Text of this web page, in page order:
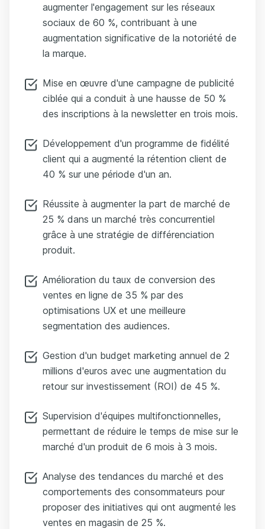
augmenter l'engagement sur les réseaux
sociaux de 60 %, contribuant à une
augmentation significative de la notoriété de
la marque.
Mise en œuvre d'une campagne de publicité
ciblée qui a conduit à une hausse de 50 %
des inscriptions à la newsletter en trois mois.
Développement d'un programme de fidélité
client qui a augmenté la rétention client de
40 % sur une période d'un an.
Réussite à augmenter la part de marché de
25 % dans un marché très concurrentiel
grâce à une stratégie de différenciation
produit.
Amélioration du taux de conversion des
ventes en ligne de 35 % par des
optimisations UX et une meilleure
segmentation des audiences.
Gestion d'un budget marketing annuel de 2
millions d'euros avec une augmentation du
retour sur investissement (ROI) de 45 %.
Supervision d'équipes multifonctionnelles,
permettant de réduire le temps de mise sur le
marché d'un produit de 6 mois à 3 mois.
Analyse des tendances du marché et des
comportements des consommateurs pour
proposer des initiatives qui ont augmenté les
ventes en magasin de 25 %.